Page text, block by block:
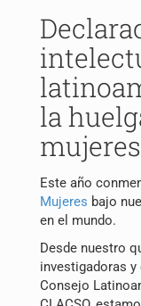
Contato
la
Este año
Mujeres bajo
en el mundo.
Desde nuestro
investigadoras y
Consejo